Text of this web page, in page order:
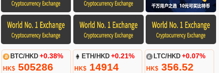
BTC/HKD +0.38%
HK$505286
ETH/HKD +0.21%
HK$ 14914
LTC/HKD +0.07%
HK$356.52